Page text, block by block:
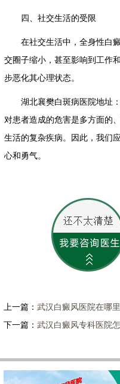
四、社交生活的受限
在社交生活中，全身性白癜
交圈子缩小，甚至影响到工作
步恶化其心理状态。
湖北襄樊白斑病医院地址：
对患者造成的危害是多方面的
生活的复杂疾病。因此，我们
心和勇气。
上一篇： 武汉白癜风医院在哪
下一篇： 武汉白癜风专科医院